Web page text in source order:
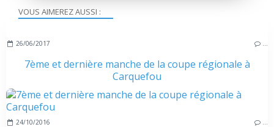
VOUS AIMEREZ AUSSI :
26/06/2017
7ème et dernière manche de la coupe régionale à
Carquefou
24/10/2016